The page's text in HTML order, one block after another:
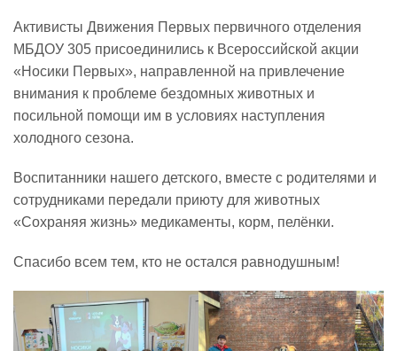
Родителям
Учитель года
Противодействие коррупции
Реализация соц заказа
Напишите нам
Активисты Движения Первых первичного отделения
МБДОУ 305 присоединились к Всероссийской акции
«Носики Первых», направленной на привлечение
внимания к проблеме бездомных животных и
посильной помощи им в условиях наступления
холодного сезона.
Воспитанники нашего детского, вместе с родителями и
сотрудниками передали приюту для животных
«Сохраняя жизнь» медикаменты, корм, пелёнки.
Спасибо всем тем, кто не остался равнодушным!